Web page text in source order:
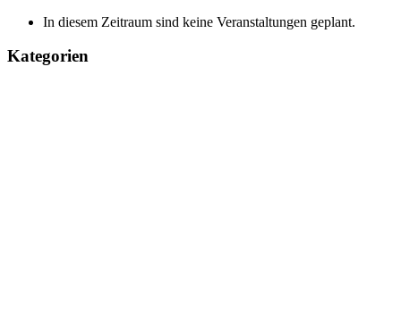
In diesem Zeitraum sind keine Veranstaltungen geplant.
Kategorien